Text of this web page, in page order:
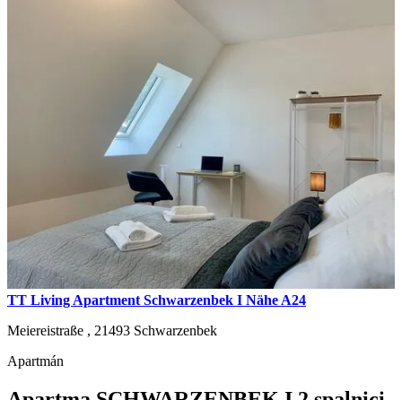
TT Living Apartment Schwarzenbek I Nähe A24
Meiereistraße , 21493 Schwarzenbek
Apartmán